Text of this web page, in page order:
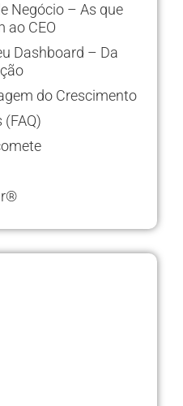
Negócio – As que
ao CEO
Dashboard – Da
do Crescimento